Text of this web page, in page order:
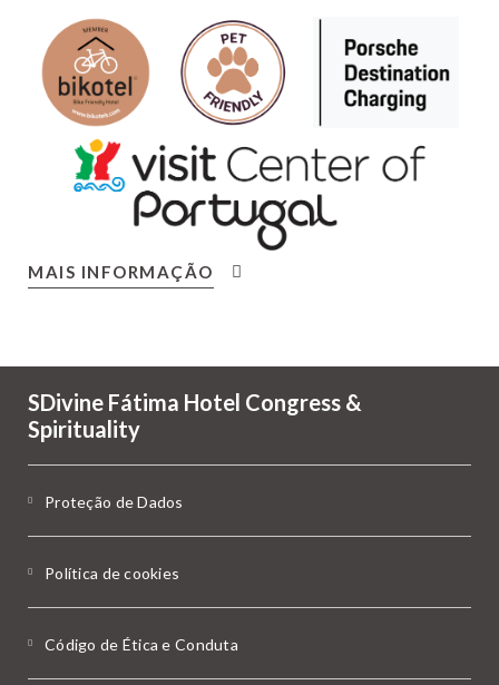
MAIS INFORMAÇÃO
SDivine Fátima Hotel Congress &
Spirituality
Proteção de Dados
Política de cookies
Código de Ética e Conduta